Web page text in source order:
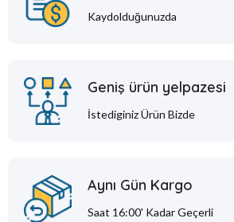
Kaydolduğunuzda
Geniş ürün yelpazesi
İstediginiz Ürün Bizde
Aynı Gün Kargo
Saat 16:00' Kadar Geçerli